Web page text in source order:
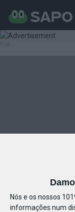
Nós e os nossos
informações num